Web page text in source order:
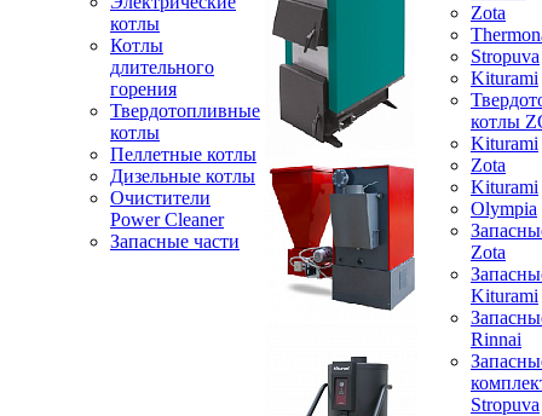
котлы
Котлы
длительного
горения
Твердотопливные
котлы
Пеллетные котлы
Дизельные котлы
Очистители
Power Cleaner
Запасные части
Zota
Stropuva
Kiturami
котлы
Kiturami
Zota
Kiturami
Olympia
Zota
Kiturami
Rinnai
Stropuva